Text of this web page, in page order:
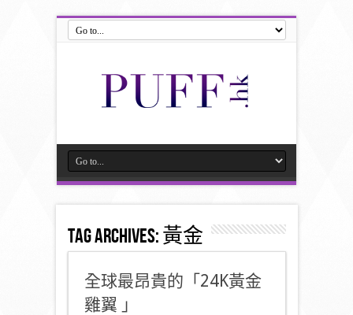
Tag Archives:黃金
全球最昂貴的「24K黃金
雞翼 」